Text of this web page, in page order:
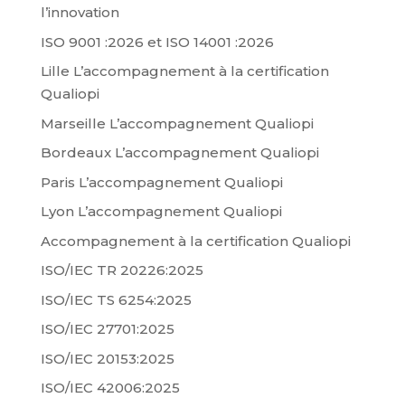
l’innovation
ISO 9001 :2026 et ISO 14001 :2026
Lille L’accompagnement à la certification
Qualiopi
Marseille L’accompagnement Qualiopi
Bordeaux L’accompagnement Qualiopi
Paris L’accompagnement Qualiopi
Lyon L’accompagnement Qualiopi
Accompagnement à la certification Qualiopi
ISO/IEC TR 20226:2025
ISO/IEC TS 6254:2025
ISO/IEC 27701:2025
ISO/IEC 20153:2025
ISO/IEC 42006:2025